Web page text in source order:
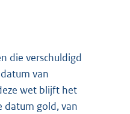
die verschuldigd
van
wet blijft het
datum gold, van